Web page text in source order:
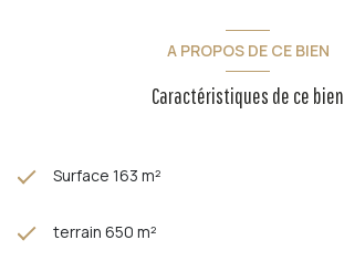
A PROPOS DE CE BIEN
Caractéristiques de ce bien
Surface 163 m²
terrain 650 m²